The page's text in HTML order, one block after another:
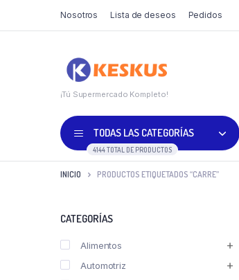
Nosotros Lista de deseos Pedidos
¡Tú Supermercado Kompleto!
TODAS LAS CATEGORÍAS
4144 TOTAL DE PRODUCTOS
INICIO PRODUCTOS ETIQUETADOS “CARRE”
CATEGORÍAS
Alimentos
Automotriz